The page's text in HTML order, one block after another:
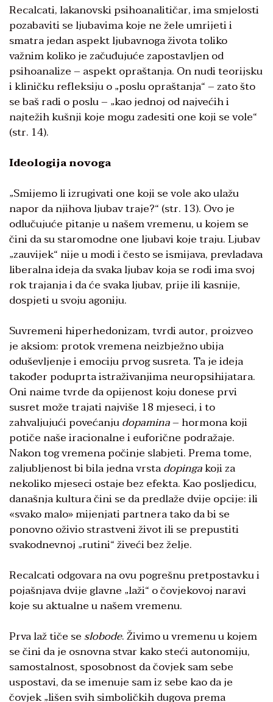
Recalcati, lakanovski psihoanalitičar, ima smjelosti
pozabaviti se ljubavima koje ne žele umrijeti i
smatra jedan aspekt ljubavnoga života toliko
važnim koliko je začuđujuće zapostavljen od
psihoanalize – aspekt opraštanja. On nudi teorijsku
i kliničku refleksiju o „poslu opraštanja“ – zato što
se baš radi o poslu – „kao jednoj od najvećih i
najtežih kušnji koje mogu zadesiti one koji se vole“
(str. 14).
Ideologija novoga
„Smijemo li izrugivati one koji se vole ako ulažu
napor da njihova ljubav traje?“ (str. 13). Ovo je
odlučujuće pitanje u našem vremenu, u kojem se
čini da su staromodne one ljubavi koje traju. Ljubav
„zauvijek“ nije u modi i često se ismijava, prevladava
liberalna ideja da svaka ljubav koja se rodi ima svoj
rok trajanja i da će svaka ljubav, prije ili kasnije,
dospjeti u svoju agoniju.
Suvremeni hiperhedonizam, tvrdi autor, proizveo
je aksiom: protok vremena neizbježno ubija
oduševljenje i emociju prvog susreta. Ta je ideja
također poduprta istraživanjima neuropsihijatara.
Oni naime tvrde da opijenost koju donese prvi
susret može trajati najviše 18 mjeseci, i to
zahvaljujući povećanjudopamina– hormona koji
potiče naše iracionalne i euforične podražaje.
Nakon tog vremena počinje slabjeti. Prema tome,
zaljubljenost bi bila jedna vrstadopingakoji za
nekoliko mjeseci ostaje bez efekta. Kao posljedicu,
današnja kultura čini se da predlaže dvije opcije: ili
«svako malo» mijenjati partnera tako da bi se
ponovno oživio strastveni život ili se prepustiti
svakodnevnoj „rutini“ živeći bez želje.
Recalcati odgovara na ovu pogrešnu pretpostavku i
pojašnjava dvije glavne „laži“ o čovjekovoj naravi
koje su aktualne u našem vremenu.
Prva laž tiče seslobode. Živimo u vremenu u kojem
se čini da je osnovna stvar kako steći autonomiju,
samostalnost, sposobnost da čovjek sam sebe
uspostavi, da se imenuje sam iz sebe kao da je
čovjek „lišen svih simboličkih dugova prema